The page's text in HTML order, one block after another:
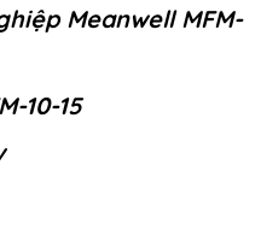
Meanwell MFM-
10-15